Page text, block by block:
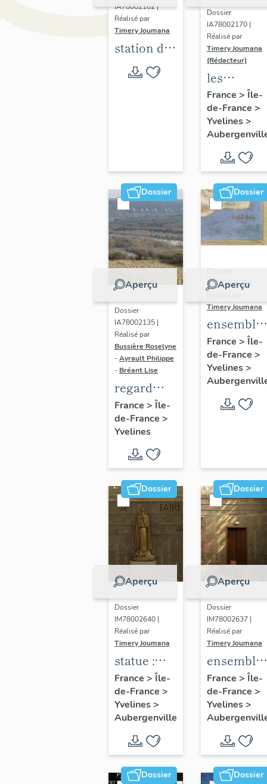
IA78002162 |
Réalisé par
Timery Joumana
station de
villégiature
d'Elisabethville
Dossier
IA78002170 |
Réalisé par
Timery Joumana
(Rédacteur)
les
maisons
France > Île-
de-France >
Yvelines>
Dossier
Aperçu
Dossier
IA78002135 |
Réalisé par
Bussière Roselyne
-Ayrault Philippe
- Bréant Lise
regard
photographique
sur le
territoire
de Seine-
Aval
France > Île-
de-France >
Yvelines
Dossier
Aperçu
Dossier
IM78002639 |
Timery Joumana
ensemble
de cinq
peintures
France > Île-
de-France >
Yvelines>
Dossier
Aperçu
Dossier
IM78002640 |
Réalisé par
Timery Joumana
statue :
Sainte-
Thérèse
de l'Enfant
Jésus
France > Île-
de-France >
Yvelines>
Aubergenville
Dossier
Aperçu
Dossier
IM78002637 |
Réalisé par
Timery Joumana
ensemble
de
peintures
France > Île-
de-France >
Yvelines>
Dossier Dossier